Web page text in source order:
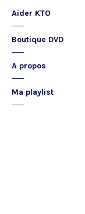
Aider KTO
Boutique DVD
A propos
Ma playlist